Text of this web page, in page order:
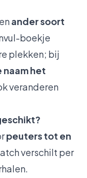
ander soort
boekje
plekken; bij
het
veranderen
peuters tot en
verschilt per
.